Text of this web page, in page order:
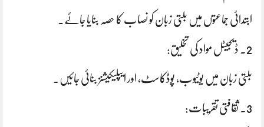
ابتدائی جماعتوں میں بلتی زبان کو نصاب کا حصہ بنایا جائے۔
2. ڈیجیٹل مواد کی تخلیق:
بلتی زبان میں یوٹیوب، پوڈکاسٹ، اور ایپلیکیشنز بنائی جائیں۔
3. ثقافتی تقریبات: